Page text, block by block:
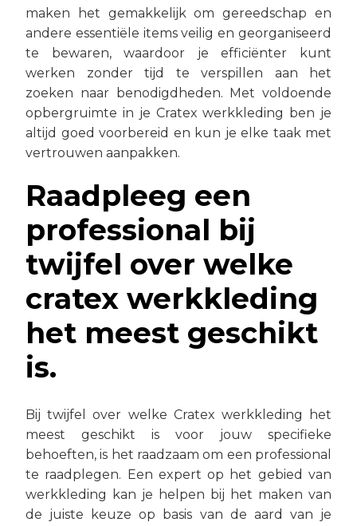
maken het gemakkelijk om gereedschap en
andere essentiële items veilig en georganiseerd
te bewaren, waardoor je efficiënter kunt
werken zonder tijd te verspillen aan het
zoeken naar benodigdheden. Met voldoende
opbergruimte in je Cratex werkkleding ben je
altijd goed voorbereid en kun je elke taak met
vertrouwen aanpakken.
Raadpleeg een
professional bij
twijfel over welke
cratex werkkleding
het meest geschikt
is.
Bij twijfel over welke Cratex werkkleding het
meest geschikt is voor jouw specifieke
behoeften, is het raadzaam om een professional
te raadplegen. Een expert op het gebied van
werkkleding kan je helpen bij het maken van
de juiste keuze op basis van de aard van je